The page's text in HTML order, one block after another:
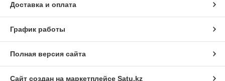
Доставка и оплата
График работы
Полная версия сайта
Сайт создан на маркетплейсе Satu.kz